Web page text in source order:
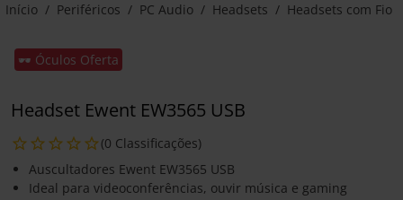
Início Periféricos PC Audio Headsets Headsets com Fio
🕶️ Óculos Oferta
Headset Ewent EW3565 USB
(0 Classificações)
Auscultadores Ewent EW3565 USB
Ideal para videoconferências, ouvir música e gaming